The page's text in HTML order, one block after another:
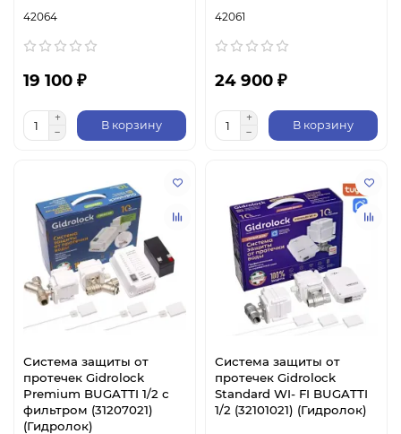
42064
19 100 ₽
В корзину
42061
24 900 ₽
В корзину
Система защиты от
протечек Gidrоlock
Premium BUGATTI 1/2 с
фильтром (31207021)
(Гидролок)
Система защиты от
протечек Gidrоlock
Standard WI- FI BUGATTI
1/2 (32101021) (Гидролок)